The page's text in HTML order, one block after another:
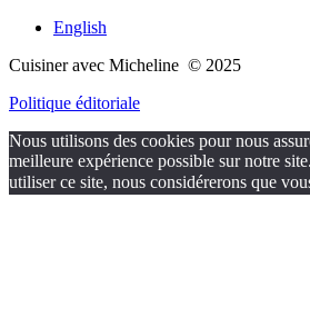
English
Cuisiner avec Micheline © 2025
Politique éditoriale
Nous utilisons des cookies pour nous
meilleure expérience possible sur notre
utiliser ce site, nous considérerons que